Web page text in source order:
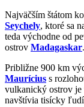
Najväčším štátom
Seychely, ktoré sa
teda východne od
ostrov Madagaskar.
Približne 900 km
Maurícius s
vulkanický ostrov
navštívia tisícky